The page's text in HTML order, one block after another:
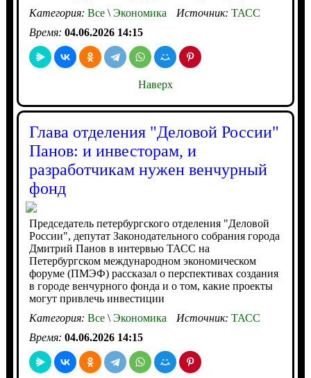
Категория: Все\Экономика Источник: ТАСС
Время: 04.06.2026 14:15
Наверх
Глава отделения "Деловой России"
Панов: и инвесторам, и
разработчикам нужен венчурный
фонд
Председатель петербургского отделения "Деловой
России", депутат Законодательного собрания города
Дмитрий Панов в интервью ТАСС на
Петербургском международном экономическом
форуме (ПМЭФ) рассказал о перспективах создания
в городе венчурного фонда и о том, какие проекты
могут привлечь инвестиции
Категория: Все\Экономика Источник: ТАСС
Время: 04.06.2026 14:15